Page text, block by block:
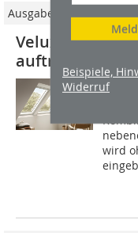
Beispiele,
Widerruf
Ausgabe 09/2021
Velux-
auftragende
Velux
wird